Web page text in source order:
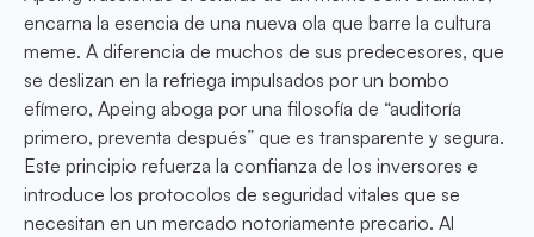
encarna la esencia de una nueva ola que barre la cultura
meme. A diferencia de muchos de sus predecesores, que
se deslizan en la refriega impulsados por un bombo
efímero, Apeing aboga por una filosofía de “auditoría
primero, preventa después” que es transparente y segura.
Este principio refuerza la confianza de los inversores e
introduce los protocolos de seguridad vitales que se
necesitan en un mercado notoriamente precario. Al